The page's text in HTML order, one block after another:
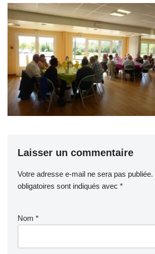
Laisser un commentaire
Votre adresse e-mail ne sera pas publiée.
obligatoires sont indiqués avec *
Nom *